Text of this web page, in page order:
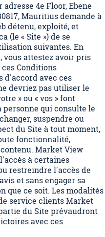
4e Floor, Ebene
Mauritius demande à
détenu, exploité, et
(le « Site ») de se
suivantes. En
vous attestez avoir pris
Conditions
d'accord avec ces
devriez pas utiliser le
» ou « vos » font
qui consulte le
suspendre ou
du Site à tout moment,
fonctionnalité,
Market View
à certaines
restreindre l'accès de
et sans engager sa
que ce soit. Les modalités
service clients Market
du Site prévaudront
avec ces